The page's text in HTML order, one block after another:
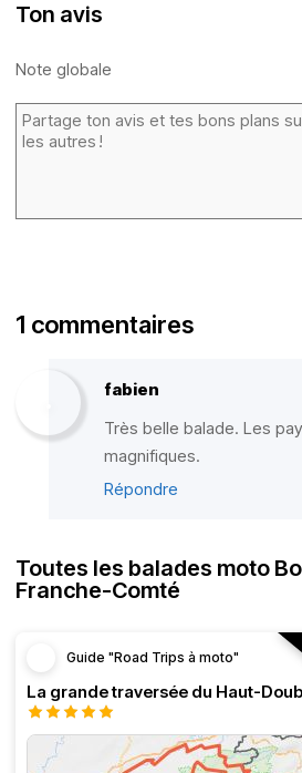
Ton avis
Note globale
1 commentaires
fabien
Très belle balade. Les
magnifiques.
Répondre
Toutes les balades moto
Franche-Comté
Guide "Road Trips à moto"
La grande traversée du Haut-